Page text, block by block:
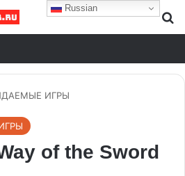
вылеты в версии 1.4.1.5
ИГРЫ
of the Sword
Russian